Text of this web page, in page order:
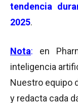
tendencia
2025.
Nota: en
inteligencia
Nuestro equipo
y redacta cada